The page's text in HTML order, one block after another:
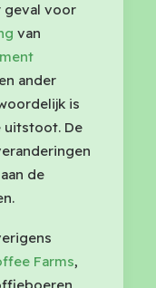
geval voor
van
ander
is
uitstoot. De
de
Farms,